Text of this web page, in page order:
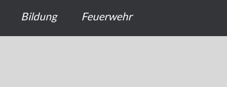
Bildung Feuerwehr